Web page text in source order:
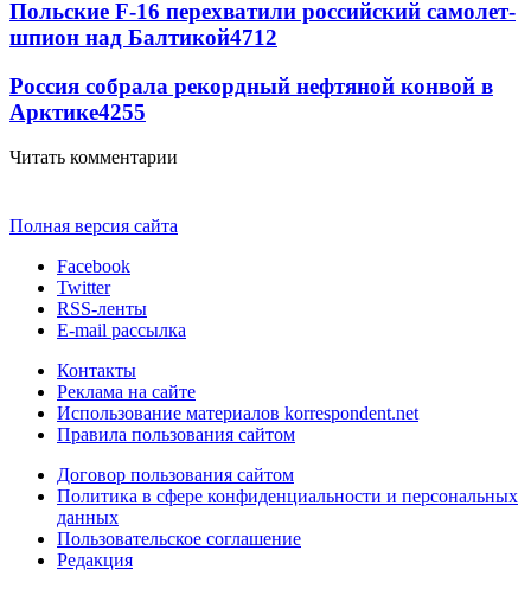
Польские F-16 перехватили российский самолет-
шпион над Балтикой4712
Россия собрала рекордный нефтяной конвой в
Арктике4255
Читать комментарии
Полная версия сайта
Facebook
Twitter
RSS-ленты
E-mail рассылка
Контакты
Реклама на сайте
Использование материалов korrespondent.net
Правила пользования сайтом
Договор пользования сайтом
Политика в сфере конфиденциальности и персональных
данных
Пользовательское соглашение
Редакция